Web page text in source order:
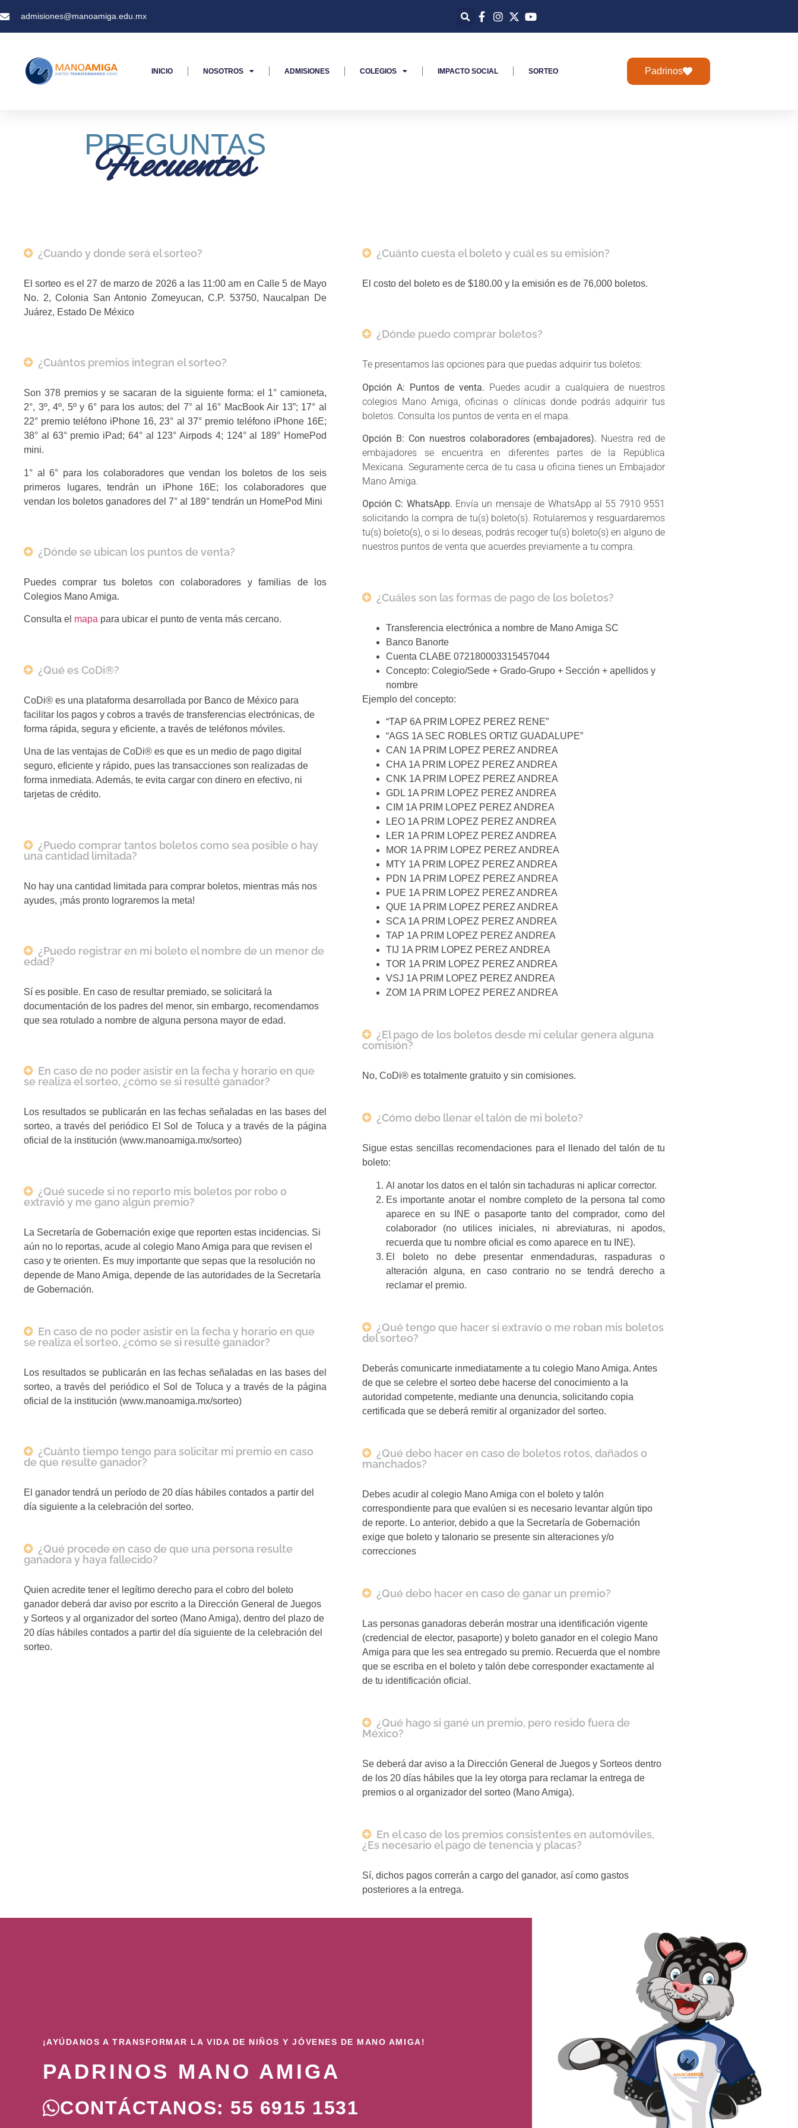
admisiones@manoamiga.edu.mx
INICIO NOSOTROS ADMISIONES COLEGIOS IMPACTO SOCIAL SORTEO Padrinos
PREGUNTAS
Frecuentes
¿Cuando y donde será el sorteo?
El sorteo es el 27 de marzo de 2026 a las 11:00 am en Calle 5 de Mayo
No. 2, Colonia San Antonio Zomeyucan, C.P. 53750, Naucalpan De
Juárez, Estado De México
¿Cuántos premios integran el sorteo?
Son 378 premios y se sacaran de la siguiente forma: el 1° camioneta,
2°, 3º, 4º, 5º y 6° para los autos; del 7° al 16° MacBook Air 13”; 17° al
22° premio teléfono iPhone 16, 23° al 37° premio teléfono iPhone 16E;
38° al 63° premio iPad; 64° al 123° Airpods 4; 124° al 189° HomePod
mini.
1° al 6° para los colaboradores que vendan los boletos de los seis
primeros lugares, tendrán un iPhone 16E; los colaboradores que
vendan los boletos ganadores del 7° al 189° tendrán un HomePod Mini
¿Dónde se ubican los puntos de venta?
Puedes comprar tus boletos con colaboradores y familias de los
Colegios Mano Amiga.
Consulta el mapa para ubicar el punto de venta más cercano.
¿Qué es CoDi®?
CoDi® es una plataforma desarrollada por Banco de México para
facilitar los pagos y cobros a través de transferencias electrónicas, de
forma rápida, segura y eficiente, a través de teléfonos móviles.
Una de las ventajas de CoDi® es que es un medio de pago digital
seguro, eficiente y rápido, pues las transacciones son realizadas de
forma inmediata. Además, te evita cargar con dinero en efectivo, ni
tarjetas de crédito.
¿Puedo comprar tantos boletos como sea posible o hay
una cantidad limitada?
No hay una cantidad limitada para comprar boletos, mientras más nos
ayudes, ¡más pronto lograremos la meta!
¿Puedo registrar en mi boleto el nombre de un menor de
edad?
Sí es posible. En caso de resultar premiado, se solicitará la
documentación de los padres del menor, sin embargo, recomendamos
que sea rotulado a nombre de alguna persona mayor de edad.
En caso de no poder asistir en la fecha y horario en que
se realiza el sorteo, ¿cómo se si resulté ganador?
Los resultados se publicarán en las fechas señaladas en las bases del
sorteo, a través del periódico El Sol de Toluca y a través de la página
oficial de la institución (www.manoamiga.mx/sorteo)
¿Qué sucede si no reporto mis boletos por robo o
extravió y me gano algún premio?
La Secretaría de Gobernación exige que reporten estas incidencias. Si
aún no lo reportas, acude al colegio Mano Amiga para que revisen el
caso y te orienten. Es muy importante que sepas que la resolución no
depende de Mano Amiga, depende de las autoridades de la Secretaría
de Gobernación.
En caso de no poder asistir en la fecha y horario en que
se realiza el sorteo, ¿cómo se si resulté ganador?
Los resultados se publicarán en las fechas señaladas en las bases del
sorteo, a través del periódico el Sol de Toluca y a través de la página
oficial de la institución (www.manoamiga.mx/sorteo)
¿Cuánto tiempo tengo para solicitar mi premio en caso
de que resulte ganador?
El ganador tendrá un período de 20 días hábiles contados a partir del
día siguiente a la celebración del sorteo.
¿Qué procede en caso de que una persona resulte
ganadora y haya fallecido?
Quien acredite tener el legítimo derecho para el cobro del boleto
ganador deberá dar aviso por escrito a la Dirección General de Juegos
y Sorteos y al organizador del sorteo (Mano Amiga), dentro del plazo de
20 días hábiles contados a partir del día siguiente de la celebración del
sorteo.
¿Cuánto cuesta el boleto y cuál es su emisión?
El costo del boleto es de $180.00 y la emisión es de 76,000 boletos.
¿Dónde puedo comprar boletos?
Te presentamos las opciones para que puedas adquirir tus boletos:
Opción A: Puntos de venta. Puedes acudir a cualquiera de nuestros
colegios Mano Amiga, oficinas o clínicas donde podrás adquirir tus
boletos. Consulta los puntos de venta en el mapa.
Opción B: Con nuestros colaboradores (embajadores). Nuestra red de
embajadores se encuentra en diferentes partes de la República
Mexicana. Seguramente cerca de tu casa u oficina tienes un Embajador
Mano Amiga.
Opción C: WhatsApp. Envía un mensaje de WhatsApp al 55 7910 9551
solicitando la compra de tu(s) boleto(s). Rotularemos y resguardaremos
tu(s) boleto(s), o si lo deseas, podrás recoger tu(s) boleto(s) en alguno de
nuestros puntos de venta que acuerdes previamente a tu compra.
¿Cuáles son las formas de pago de los boletos?
Transferencia electrónica a nombre de Mano Amiga SC
Banco Banorte
Cuenta CLABE 072180003315457044
Concepto: Colegio/Sede + Grado-Grupo + Sección + apellidos y
nombre
Ejemplo del concepto:
“TAP 6A PRIM LOPEZ PEREZ RENE”
“AGS 1A SEC ROBLES ORTIZ GUADALUPE”
CAN 1A PRIM LOPEZ PEREZ ANDREA
CHA 1A PRIM LOPEZ PEREZ ANDREA
CNK 1A PRIM LOPEZ PEREZ ANDREA
GDL 1A PRIM LOPEZ PEREZ ANDREA
CIM 1A PRIM LOPEZ PEREZ ANDREA
LEO 1A PRIM LOPEZ PEREZ ANDREA
LER 1A PRIM LOPEZ PEREZ ANDREA
MOR 1A PRIM LOPEZ PEREZ ANDREA
MTY 1A PRIM LOPEZ PEREZ ANDREA
PDN 1A PRIM LOPEZ PEREZ ANDREA
PUE 1A PRIM LOPEZ PEREZ ANDREA
QUE 1A PRIM LOPEZ PEREZ ANDREA
SCA 1A PRIM LOPEZ PEREZ ANDREA
TAP 1A PRIM LOPEZ PEREZ ANDREA
TIJ 1A PRIM LOPEZ PEREZ ANDREA
TOR 1A PRIM LOPEZ PEREZ ANDREA
VSJ 1A PRIM LOPEZ PEREZ ANDREA
ZOM 1A PRIM LOPEZ PEREZ ANDREA
¿El pago de los boletos desde mi celular genera alguna
comisión?
No, CoDi® es totalmente gratuito y sin comisiones.
¿Cómo debo llenar el talón de mi boleto?
Sigue estas sencillas recomendaciones para el llenado del talón de tu
boleto:
Al anotar los datos en el talón sin tachaduras ni aplicar corrector.
Es importante anotar el nombre completo de la persona tal como
aparece en su INE o pasaporte tanto del comprador, como del
colaborador (no utilices iniciales, ni abreviaturas, ni apodos,
recuerda que tu nombre oficial es como aparece en tu INE).
El boleto no debe presentar enmendaduras, raspaduras o
alteración alguna, en caso contrario no se tendrá derecho a
reclamar el premio.
¿Qué tengo que hacer si extravío o me roban mis boletos
del sorteo?
Deberás comunicarte inmediatamente a tu colegio Mano Amiga. Antes
de que se celebre el sorteo debe hacerse del conocimiento a la
autoridad competente, mediante una denuncia, solicitando copia
certificada que se deberá remitir al organizador del sorteo.
¿Qué debo hacer en caso de boletos rotos, dañados o
manchados?
Debes acudir al colegio Mano Amiga con el boleto y talón
correspondiente para que evalúen si es necesario levantar algún tipo
de reporte. Lo anterior, debido a que la Secretaría de Gobernación
exige que boleto y talonario se presente sin alteraciones y/o
correcciones
¿Qué debo hacer en caso de ganar un premio?
Las personas ganadoras deberán mostrar una identificación vigente
(credencial de elector, pasaporte) y boleto ganador en el colegio Mano
Amiga para que les sea entregado su premio. Recuerda que el nombre
que se escriba en el boleto y talón debe corresponder exactamente al
de tu identificación oficial.
¿Qué hago si gané un premio, pero resido fuera de
México?
Se deberá dar aviso a la Dirección General de Juegos y Sorteos dentro
de los 20 días hábiles que la ley otorga para reclamar la entrega de
premios o al organizador del sorteo (Mano Amiga).
En el caso de los premios consistentes en automóviles,
¿Es necesario el pago de tenencia y placas?
Sí, dichos pagos correrán a cargo del ganador, así como gastos
posteriores a la entrega.
¡AYÚDANOS A TRANSFORMAR LA VIDA DE NIÑOS Y JÓVENES DE MANO AMIGA!
PADRINOS MANO AMIGA
CONTÁCTANOS: 55 6915 1531